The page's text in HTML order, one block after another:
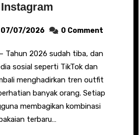
Instagram
07/07/2026 0 Comment
sosial seperti TikTok dan
menghadirkan tren outfit
banyak orang. Setiap
membagikan kombinasi
terbaru…